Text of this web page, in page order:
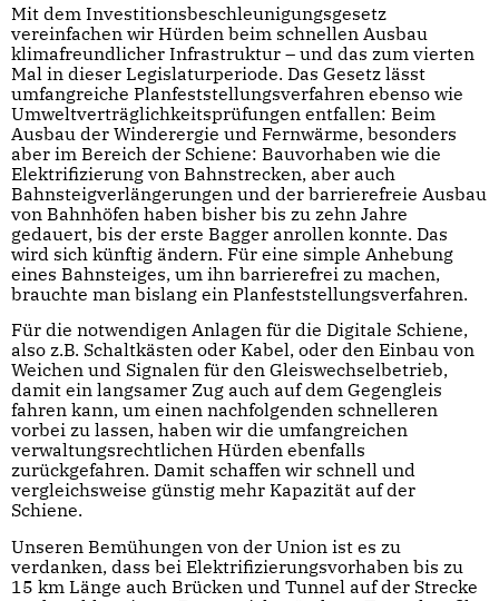
Mit dem Investitionsbeschleunigungsgesetz
vereinfachen wir Hürden beim schnellen Ausbau
klimafreundlicher Infrastruktur – und das zum vierten
Mal in dieser Legislaturperiode. Das Gesetz lässt
umfangreiche Planfeststellungsverfahren ebenso wie
Umweltverträglichkeitsprüfungen entfallen: Beim
Ausbau der Winderergie und Fernwärme, besonders
aber im Bereich der Schiene: Bauvorhaben wie die
Elektrifizierung von Bahnstrecken, aber auch
Bahnsteigverlängerungen und der barrierefreie Ausbau
von Bahnhöfen haben bisher bis zu zehn Jahre
gedauert, bis der erste Bagger anrollen konnte. Das
wird sich künftig ändern. Für eine simple Anhebung
eines Bahnsteiges, um ihn barrierefrei zu machen,
brauchte man bislang ein Planfeststellungsverfahren.
Für die notwendigen Anlagen für die Digitale Schiene,
also z.B. Schaltkästen oder Kabel, oder den Einbau von
Weichen und Signalen für den Gleiswechselbetrieb,
damit ein langsamer Zug auch auf dem Gegengleis
fahren kann, um einen nachfolgenden schnelleren
vorbei zu lassen, haben wir die umfangreichen
verwaltungsrechtlichen Hürden ebenfalls
zurückgefahren. Damit schaffen wir schnell und
vergleichsweise günstig mehr Kapazität auf der
Schiene.
Unseren Bemühungen von der Union ist es zu
verdanken, dass bei Elektrifizierungsvorhaben bis zu
15 km Länge auch Brücken und Tunnel auf der Strecke